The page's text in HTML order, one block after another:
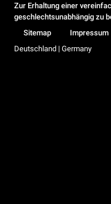
Zur Erhaltung einer
geschlechtsunabhängig zu
Sitemap
Impressum
Deutschland | Germany